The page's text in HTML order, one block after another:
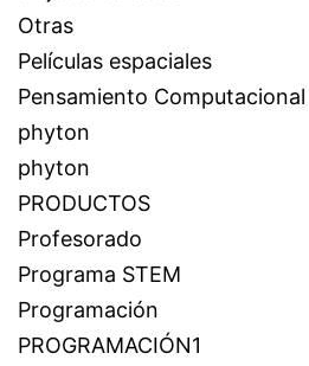
Otras
Películas espaciales
Pensamiento
phyton
phyton
PRODUCTOS
Profesorado
Programa STEM
Programación
PROGRAMACIÓN1